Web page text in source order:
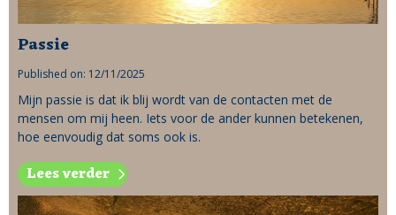
Passie
Published on: 12/11/2025
Mijn passie is dat ik blij wordt van de contacten met de
mensen om mij heen. Iets voor de ander kunnen betekenen,
hoe eenvoudig dat soms ook is.
Lees verder